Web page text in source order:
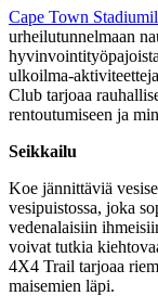
Cape Town
urheilutunnelmaan
ulkoilma-
Club tarjoaa
rentoutumiseen ja
Seikkailu
Koe jännittäviä
vesipuistossa, joka
vedenalaisiin
voivat tutkia
4X4 Trail tarjoaa
maisemien läpi.